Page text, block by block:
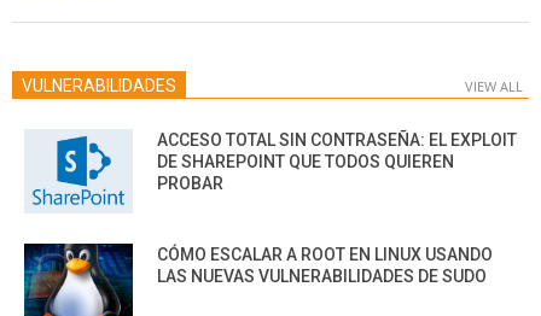
VULNERABILIDADES VIEW ALL
ACCESO TOTAL SIN CONTRASEÑA: EL EXPLOIT
DE SHAREPOINT QUE TODOS QUIEREN
PROBAR
CÓMO ESCALAR A ROOT EN LINUX USANDO
LAS NUEVAS VULNERABILIDADES DE SUDO